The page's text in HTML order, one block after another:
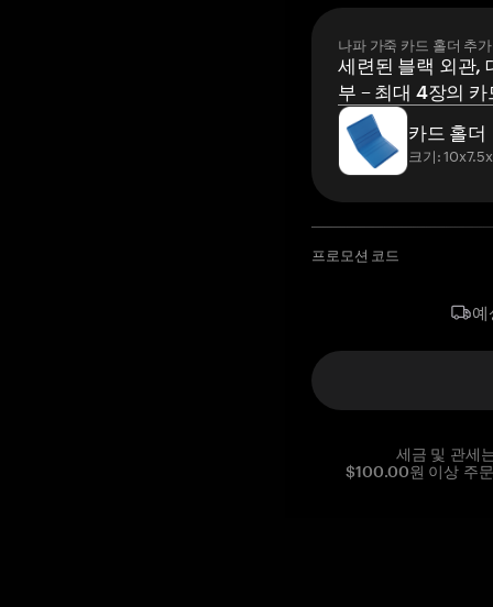
나파 가죽 카드 홀더 추가
세련된 블랙 외관,
부 – 최대 4장의
카드 홀더
크기:
프로모션 코드
예
세금 및 관세
$100.00원 이상 주